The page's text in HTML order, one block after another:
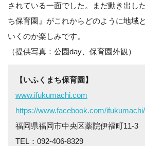
されている一面でした。まだ動き出し
ち保育園』がこれからどのように地域
いくのか楽しみです。
（提供写真：公園day、保育園外観）
【いふくまち保育園】
www.ifukumachi.com
https://www.facebook.com/ifukumachi/
福岡県福岡市中央区薬院伊福町11-3
TEL：092-406-8329